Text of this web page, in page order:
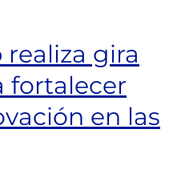
gira
fortalecer
en las